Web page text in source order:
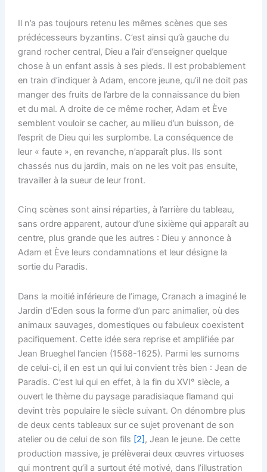
Il n’a pas toujours retenu les mêmes scènes que ses
prédécesseurs byzantins. C’est ainsi qu’à gauche du
grand rocher central, Dieu a l’air d’enseigner quelque
chose à un enfant assis à ses pieds. Il est probablement
en train d’indiquer à Adam, encore jeune, qu’il ne doit pas
manger des fruits de l’arbre de la connaissance du bien
et du mal. A droite de ce même rocher, Adam et Ève
semblent vouloir se cacher, au milieu d’un buisson, de
l’esprit de Dieu qui les surplombe. La conséquence de
leur « faute », en revanche, n’apparaît plus. Ils sont
chassés nus du jardin, mais on ne les voit pas ensuite,
travailler à la sueur de leur front.
Cinq scènes sont ainsi réparties, à l’arrière du tableau,
sans ordre apparent, autour d’une sixième qui apparaît au
centre, plus grande que les autres : Dieu y annonce à
Adam et Ève leurs condamnations et leur désigne la
sortie du Paradis.
Dans la moitié inférieure de l’image, Cranach a imaginé le
Jardin d’Eden sous la forme d’un parc animalier, où des
animaux sauvages, domestiques ou fabuleux coexistent
pacifiquement. Cette idée sera reprise et amplifiée par
Jean Brueghel l’ancien (1568-1625). Parmi les surnoms
de celui-ci, il en est un qui lui convient très bien : Jean de
Paradis. C’est lui qui en effet, à la fin du XVI° siècle, a
ouvert le thème du paysage paradisiaque flamand qui
devint très populaire le siècle suivant. On dénombre plus
de deux cents tableaux sur ce sujet provenant de son
atelier ou de celui de son fils [2], Jean le jeune. De cette
production massive, je prélèverai deux œuvres virtuoses
qui montrent qu’il a surtout été motivé, dans l’illustration